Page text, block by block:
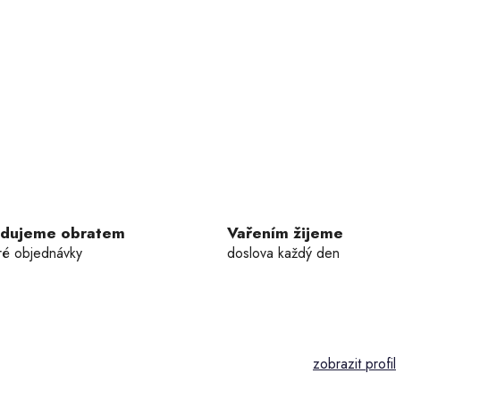
obratem
objednávky
Vařením žijeme
doslova každý den